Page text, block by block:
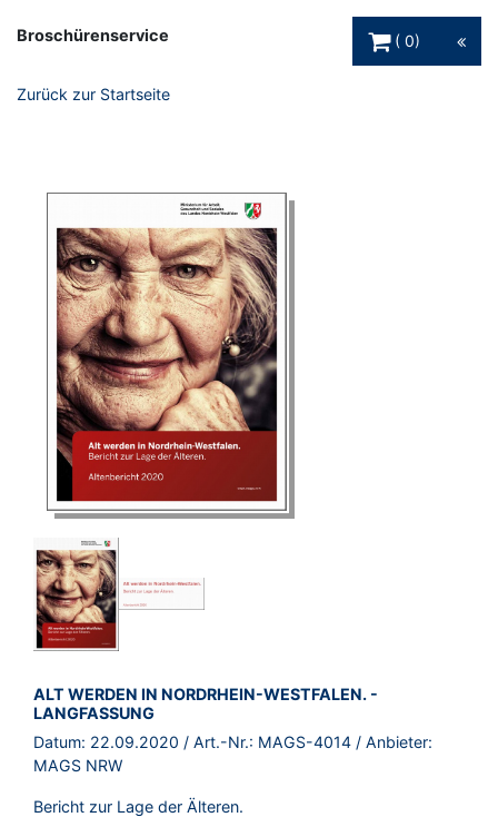
Broschürenservice
0
Zurück zur Startseite
BROSCHÜRE:
ALT WERDEN IN NORDRHEIN-WESTFALEN. -
LANGFASSUNG
Datum: 22.09.2020 / Art.-Nr.: MAGS-4014 / Anbieter:
MAGS NRW
Bericht zur Lage der Älteren.